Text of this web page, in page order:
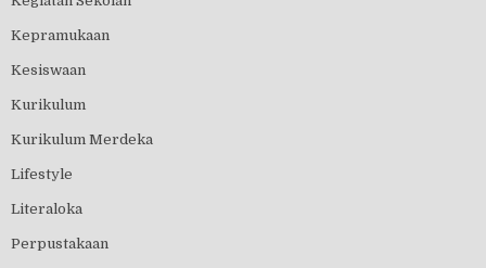
Kepramukaan
Kesiswaan
Kurikulum
Kurikulum Merdeka
Lifestyle
Literaloka
Perpustakaan